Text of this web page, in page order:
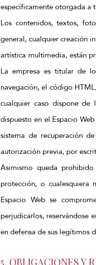
específicamente otorgada a
Los contenidos, textos,
general, cualquier creación
artística multimedia, están
La empresa es titular de
navegación, el código
cualquier caso dispone
dispuesto en el Espacio
sistema de recuperación
autorización previa, por
Asimismo queda
protección, o cualesquiera
Espacio Web se
perjudicarlos, reservándose
en defensa de sus legítimos
5. OBLIGACIONES Y